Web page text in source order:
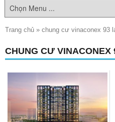
Trang chủ » chung cư vinaconex 93
CHUNG CƯ VINACONEX